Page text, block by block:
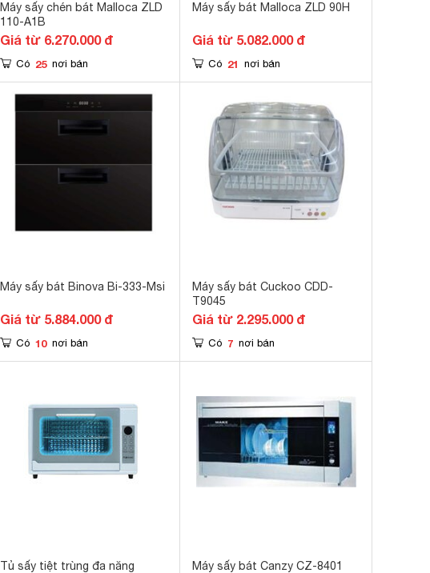
Máy sấy chén bát Malloca ZLD
110-A1B
Giá từ 6.270.000 đ
Có 25 nơi bán
Máy sấy bát Malloca ZLD 90H
Giá từ 5.082.000 đ
Có 21 nơi bán
Máy sấy bát Binova Bi-333-Msi
Giá từ 5.884.000 đ
Có 10 nơi bán
Máy sấy bát Cuckoo CDD-
T9045
Giá từ 2.295.000 đ
Có 7 nơi bán
Tủ sấy tiệt trùng đa năng
Máy sấy bát Canzy CZ-8401